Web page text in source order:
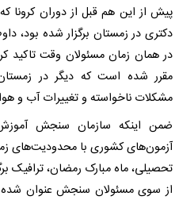
پیش از این هم قبل از دوران کرونا
دکتری در زمستان برگزار شده بود،
در همان زمان مسئولان وقت تاکید
مقرر شده است که دیگر در
مشکلات ناخواسته و تغییرات آب و
ضمن اینکه سازمان سنجش
آزمون‌های کشوری با محدودیت‌های
تحصیلی، ماه مبارک رمضان، ترافیک
از سوی مسئولان سنجش عنوان شده